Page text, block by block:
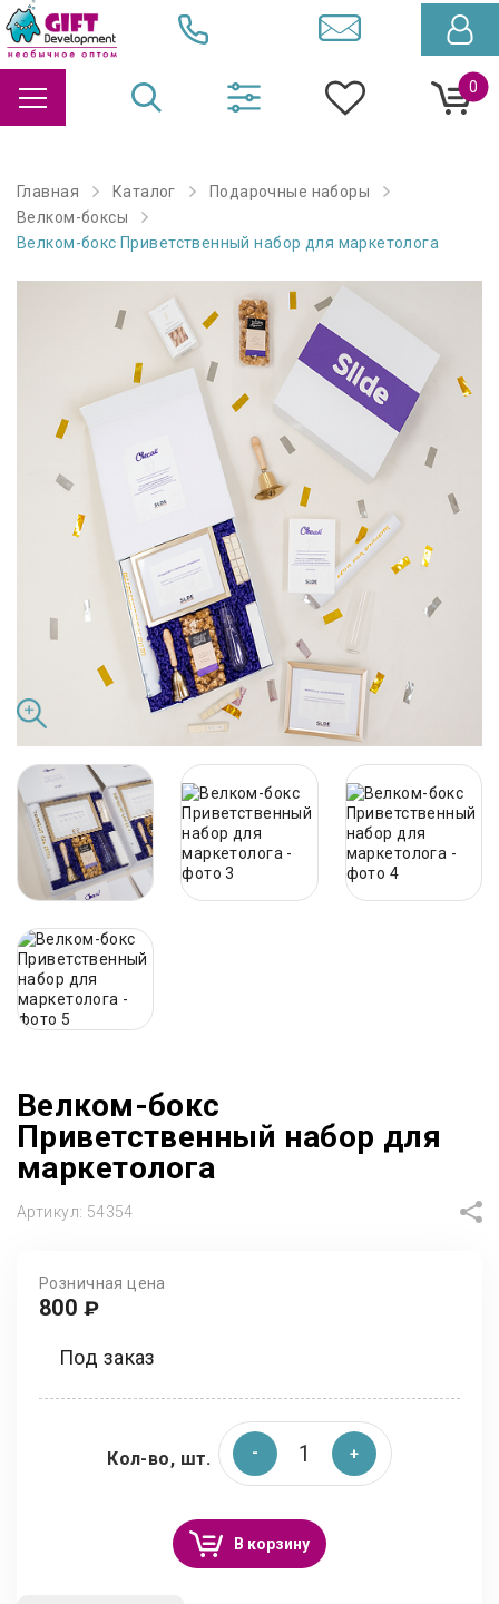
0
Главная Каталог
Подарочные наборы
Велком-боксы
Велком-бокс Приветственный набор для маркетолога
Велком-бокс
Приветственный набор для
маркетолога
Артикул: 54354
Розничная цена
800 ₽
Под заказ
Кол-во, шт.
В корзину